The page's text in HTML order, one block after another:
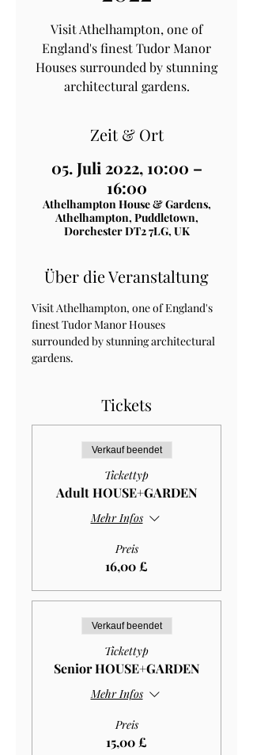
Visit Athelhampton, one of
England's finest Tudor Manor
Houses surrounded by stunning
architectural gardens.
Zeit & Ort
05. Juli 2022, 10:00 –
16:00
Athelhampton House & Gardens,
Athelhampton, Puddletown,
Dorchester DT2 7LG, UK
Über die Veranstaltung
Visit Athelhampton, one of England's
finest Tudor Manor Houses
surrounded by stunning architectural
gardens.
Tickets
Verkauf beendet
Tickettyp
Adult HOUSE+GARDEN
Mehr Infos
Preis
16,00 £
Verkauf beendet
Tickettyp
Senior HOUSE+GARDEN
Mehr Infos
Preis
15,00 £